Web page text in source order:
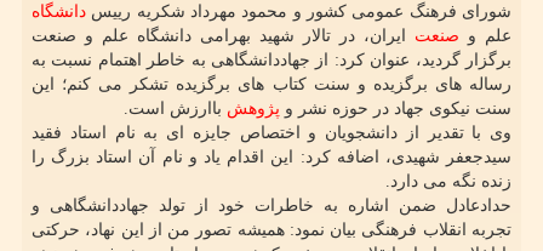
شورای فرهنگ عمومی کشور و محمود مهرداد شکریه رییس دانشگاه
علم و صنعت ایران، در تالار شهید بهرامی دانشگاه علم و صنعت
برگزار گردید، عنوان کرد: از جهاددانشگاهی به خاطر اهتمام نسبت به
رساله های برگزیده و سنت کتاب های برگزیده تشکر می کنم؛ این
سنت نیکوی جهاد در حوزه نشر و پژوهش باارزش است.
وی با تقدیر از دانشجویان و اختصاص جایزه ای به نام استاد فقید
سیدجعفر شهیدی، اضافه کرد: این اقدام یاد و نام آن استاد بزرگ را
زنده نگه می دارد.
حدادعادل ضمن اشاره به خاطرات خود از تولد جهاددانشگاهی و
تجربه انقلاب فرهنگی بیان نمود: همیشه تصور من از این نهاد، حرکتی